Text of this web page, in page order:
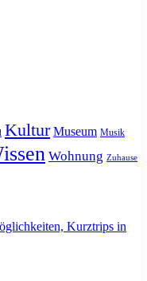
Kultur Museum Musik
Wohnung Zuhause
Kurztrips in